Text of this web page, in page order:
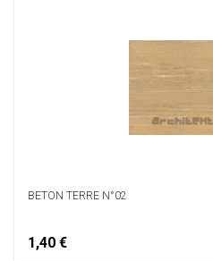
BETON TERRE N°02
1,40 €